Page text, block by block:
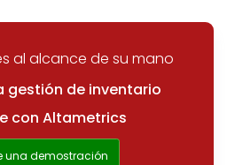
al alcance de su mano
gestión de inventario
con Altametrics
una demostración